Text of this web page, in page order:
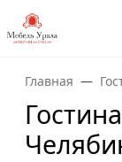
Главная